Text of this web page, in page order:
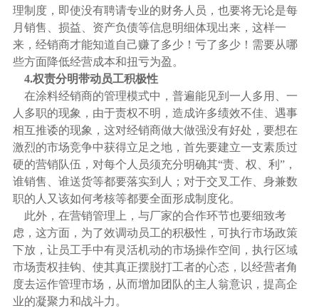
理制度，即使没有聘请专业的财务人员，也要将无论是每
月销售、损益、资产负债等信息明细体现出来，这样一
来，经销商才能知道自己赚了多少！亏了多少！需要从哪
些方面降低经营成本和扭亏为盈。
4.权责分明带动员工积极性
在涂料经销商的管理模式中，普遍能见到一人多用、一
人多职的现象，由于责权不明，造成许多绩效不佳、遇事
相互推诿的现象，这对经销商做大做强没有好处，要想在
激烈的市场竞争中获得立足之地，首先要建立一支素质过
硬的营销队伍，对每个人员须充分明确其“责、权、利”，
谁销售、谁送货等都要落实到人；对于交叉工作、身兼数
职的人又该如何考核等都要全面形成制度化。
此外，在营销管理上，与厂家的合作环节也要细致考
虑，这方面，为了效调动员工的积极性，可执行市场政策
下放，让员工手中有灵活机动的市场操作空间，执行区域
市场责权挂钩、使其真正摆脱打工者的心态，以经营者角
度去运作管理市场，从而增加团队的主人翁意识，提高企
业的凝聚力和战斗力。